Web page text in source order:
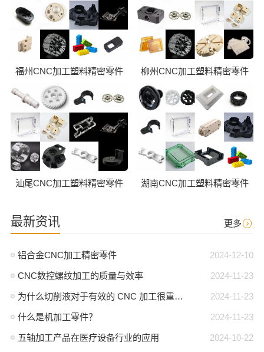
福州CNC加工塑料精密零件 柳州CNC加工塑料精密零件
汕尾CNC加工塑料精密零件 湖南CNC加工塑料精密零件
最新资讯 更多
2024-12-10
铝合金CNC加工精密零件
2024-11-23
CNC数控螺纹加工的质量与效率
2024-11-23
为什么切削液对于有效的 CNC 加工很重要？
2024-11-23
什么是机加工零件？
2024-10-22
五轴加工产品在医疗设备行业的应用